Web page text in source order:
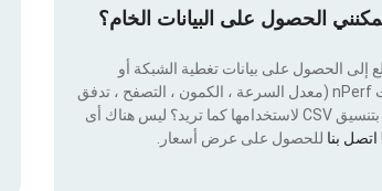
الحصول على البيانات الخام؟
إلى الحصول على بيانات تغطية الشبكة أو
اختبارات nPerf (معدل السرعة ، الكمون ، التصفح ، تدفق
الفيديو) بتنسيق CSV لاستخدامها كما تريد؟ ليس هناك أى
اتصل بنا للحصول على عرض أسعار.